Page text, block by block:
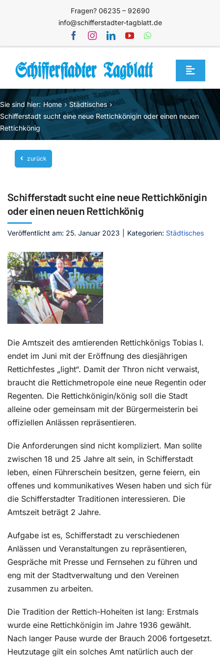
Fragen? 06235 – 92690
info@schifferstadter-tagblatt.de
Toggle
Home
Themen
Blog
Unternehmen
Mediathek
Jetzt abonnieren
Kontakt
Sie sind hier: Home
Städtisches
Schifferstadt sucht eine neue Rettichkönigin oder einen neuen
Rettichkönig
zurück
Schifferstadt sucht eine neue Rettichkönigin
oder einen neuen Rettichkönig
Veröffentlicht am: 25. Januar 2023 Kategorien: Städtisches
Die Amtszeit des amtierenden Rettichkönigs Tobias I.
endet im Juni mit der Eröffnung des diesjährigen
Rettichfestes „light“. Damit der Thron nicht verwaist,
braucht die Rettichmetropole eine neue Regentin oder
Regenten. Die Rettichkönigin/könig soll die Stadt
alleine oder gemeinsam mit der Bürgermeisterin bei
offiziellen Anlässen repräsentieren.
Die Anforderungen sind nicht kompliziert. Man sollte
zwischen 18 und 25 Jahre alt sein, in Schifferstadt
leben, einen Führerschein besitzen, gerne feiern, ein
offenes und kommunikatives Wesen haben und sich für
die Schifferstadter Traditionen interessieren. Die
Amtszeit beträgt 2 Jahre.
Aufgabe ist es, Schifferstadt zu verschiedenen
Anlässen und Veranstaltungen zu repräsentieren,
Gespräche mit Presse und Fernsehen zu führen und
eng mit der Stadtverwaltung und den Vereinen
zusammen zu arbeiten.
Die Tradition der Rettich-Hoheiten ist lang: Erstmals
wurde eine Rettichkönigin im Jahre 1936 gewählt.
Nach langer Pause wurde der Brauch 2006 fortgesetzt.
Heutzutage gilt ein solches Amt natürlich auch der